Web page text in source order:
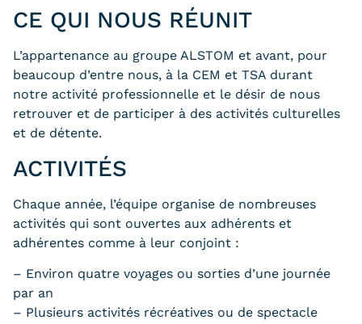
CE QUI NOUS RÉUNIT
L’appartenance au groupe ALSTOM et avant, pour
beaucoup d’entre nous, à la CEM et TSA durant
notre activité professionnelle et le désir de nous
retrouver et de participer à des activités culturelles
et de détente.
ACTIVITÉS
Chaque année, l’équipe organise de nombreuses
activités qui sont ouvertes aux adhérents et
adhérentes comme à leur conjoint :
– Environ quatre voyages ou sorties d’une journée
par an
– Plusieurs activités récréatives ou de spectacle